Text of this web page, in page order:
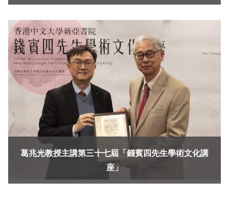
葛兆光教授主講第三十七屆「錢賓四先生學術文化講
座」